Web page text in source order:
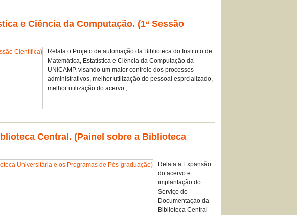
e Ciência da Computação. (1ª Sessão
Relata o Projeto de automação da Biblioteca do Instituto de
Matemática, Estatística e Ciência da Computação da
UNICAMP, visando um maior controle dos processos
administrativos, melhor utilização do pessoal esprcializado,
melhor utilização do acervo ,…
Central. (Painel sobre a Biblioteca
Relata a Expansão
do acervo e
implantação do
Serviço de
Documentaçao da
Biblioteca Central